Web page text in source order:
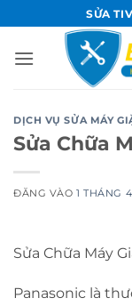
qua
nội
SỬA
DỊCH VỤ SỬA MÁY
Sửa Chữa
ĐĂNG VÀO1 THÁNG
Sửa Chữa Máy
Panasonic là